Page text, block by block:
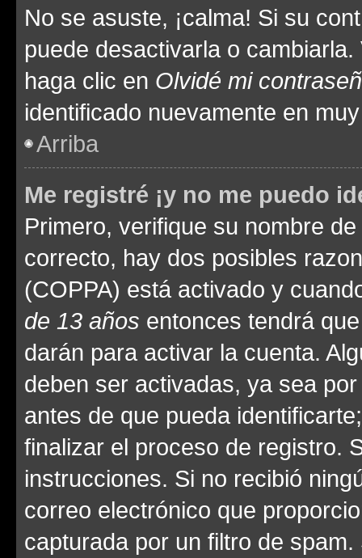
No se asuste, ¡calma! Si su
puede desactivarla o
haga clic en Olvidé mi
identificado nuevamente en
Arriba
Me registré ¡y no me puedo
Primero, verifique su nombre
correcto, hay dos posibles
(COPPA) está activado y
de 13 años entonces tendrá
darán para activar la cuenta.
deben ser activadas, ya sea
antes de que pueda
finalizar el proceso de registro.
instrucciones. Si no recibió
correo electrónico que
capturada por un filtro de